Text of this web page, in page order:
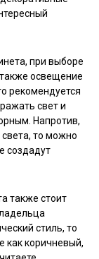
при выборе
освещение
рекомендуется
свет и
Напротив,
света, то можно
создадут
также стоит
стиль, то
как коричневый,